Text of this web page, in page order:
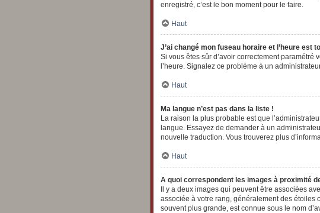
enregistré, c’est le bon moment pour le faire.
Haut
J’ai changé mon fuseau horaire et l’heure est
Si vous êtes sûr d’avoir correctement paramétré
l’heure. Signalez ce problème à un
Haut
Ma langue n’est pas dans la liste !
La raison la plus probable est que
langue. Essayez de demander à un
nouvelle traduction. Vous trouverez plus
Haut
A quoi correspondent les images à proximité
Il y a deux images qui peuvent être associées
associée à votre rang, généralement des étoiles
souvent plus grande, est connue sous le nom